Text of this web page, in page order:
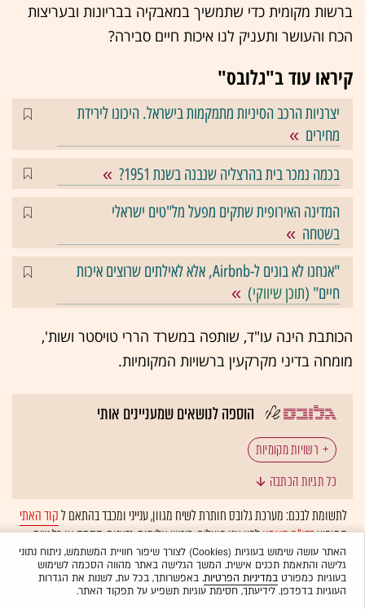
ברשות מקומית כדי שתמשיך במאבקיה בבריונות ובעריצות
הכח והעושר ותעניק לנו איכות חיים סבירה?
קיראו עוד ב"גלובס"
יצרניות הרכב הסיניות מתמקמות בישראל. היכונו לירידת
מחירים
בכמה נמכר בית בהרצליה שנבנה בשנת 1951?
המדינה האירופית שתקים מפעל מל"טים ישראלי
בשטחה
"אנחנו לא בונים ל-Airbnb, אלא לאילתים שרוצים איכות
חיים" (תוכן שיווקי)
הכותבת הינה עו"ד, שותפה במשרד הררי טויסטר ושות',
מומחה בדיני מקרקעין ברשויות המקומיות.
הוספה לנושאים שמעניינים אותי
רשויות מקומיות
כל תגיות הכתבה
לתשומת לבכם: מערכת גלובס חותרת לשיח מגוון, ענייני ומכבד בהתאם לקוד האתי
המופיעבדו"ח האמוןלפיו אנו פועלים. ביטויי אלימות, גזענות, הסתה או כל שיח
בלתי הולם אחר מסוננים בצורהאוטומטיתולא יפורסמו באתר.
האתר עושה שימוש בעוגיות (Cookies) לצורך שיפור חוויית המשתמש, ניתוח נתוני
גלישה והתאמת תכנים אישית. המשך הגלישה באתר מהווה הסכמה לשימוש
בעוגיות כמפורטבמדיניות הפרטיות. באפשרותך, בכל עת, לשנות את הגדרות
העוגיות בדפדפן. לידיעתך, חסימת עוגיות תשפיע על תפקוד האתר.